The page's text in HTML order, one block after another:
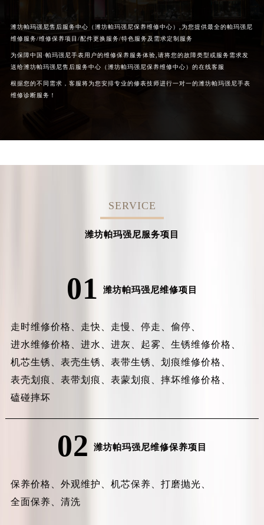
潍坊帕玛强尼售后服务中心（潍坊帕玛强尼保养维修中心）,为您提供最全的帕玛强尼
维修服务/维修保养项目/配件更换服务/特色服务及需求定制服务
为保障中国·帕玛强尼手表用户的维修保养服务体验,请将您的故障类型或服务需求发
送给潍坊帕玛强尼售后服务中心（潍坊帕玛强尼保养维修中心）的在线客服
根据您的不同需求，客服将为您安排专业的修表技师进行一对一的潍坊帕玛强尼手表
维修诊断服务！
SERVICE
潍坊帕玛强尼服务项目
01 潍坊帕玛强尼维修项目
走时维修价格、 走快、 走慢、 停走、 偷停、
进水维修价格、 进水、 进灰、 起雾、 生锈维修价格、
机芯生锈、 表壳生锈、 表带生锈、 划痕维修价格、
表壳划痕、 表带划痕、 表蒙划痕、 摔坏维修价格、
磕碰摔坏
02 潍坊帕玛强尼维修保养项目
保养价格、 外观维护、 机芯保养、 打磨抛光、
全面保养、 清洗